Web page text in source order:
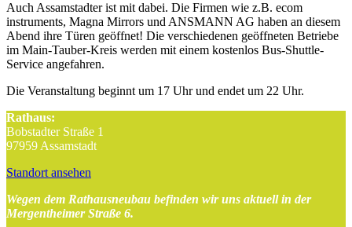
Auch Assamstadter ist mit dabei. Die Firmen wie z.B. ecom
instruments, Magna Mirrors und ANSMANN AG haben an diesem
Abend ihre Türen geöffnet! Die verschiedenen geöffneten Betriebe
im Main-Tauber-Kreis werden mit einem kostenlos Bus-Shuttle-
Service angefahren.
Die Veranstaltung beginnt um 17 Uhr und endet um 22 Uhr.
Rathaus:
Bobstadter Straße 1
97959 Assamstadt
Standort ansehen
Wegen dem Rathausneubau befinden wir uns aktuell in der
Mergentheimer Straße 6.